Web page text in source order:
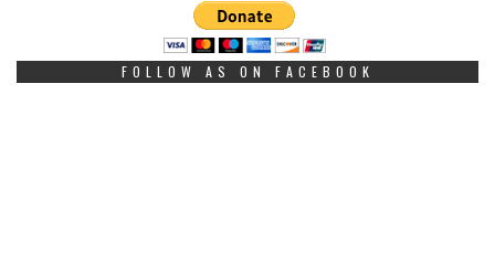
FOLLOW AS ON FACEBOOK